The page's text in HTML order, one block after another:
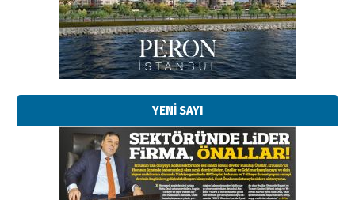
YENİ SAYI
02 Ağustos 2026 Pazar
Kadir SABUNCUOĞLU
Erzurumspor’un köşe taşları
29 Haziran 2026 Pazartesi
Kenan GÜLERCİ
Murat Şahsuvaroğlu ERKON’da
çıtayı yukarı taşırken,
yönetimdekiler aşağı
çekmemeli!
17 Şubat 2026 SalıOrhan BOZKURT